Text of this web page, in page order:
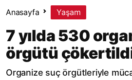
Anasayfa Yaşam
7 yılda 530
örgütü
Organize suç örgütleriyle